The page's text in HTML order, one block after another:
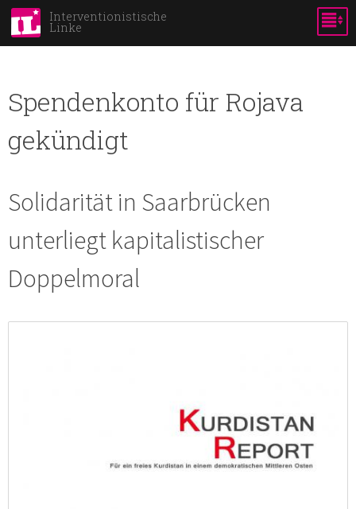
Direkt
Inhalt
Interventionistische
Linke
Spendenkonto für Rojava
gekündigt
Solidarität in Saarbrücken
unterliegt kapitalistischer
Doppelmoral